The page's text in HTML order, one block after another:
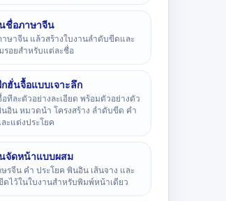
ชื่อภาษาจีน
ษาจีน แล้วสร้างใบงานลำดับขีดและ
รอยสำหรับแต่ละชื่อ
ฮั่นจื้อแบบเจาะลึก
ทีละตัวอย่างละเอียด พร้อมตัวอย่างตัว
อิน หมวดนำ โครงสร้าง ลำดับขีด คำ
ะแต่งประโยค
จัดหน้าแบบผสม
รจีน คำ ประโยค พินอิน เส้นจาง และ
ดไว้ในใบงานสำหรับพิมพ์หน้าเดียว